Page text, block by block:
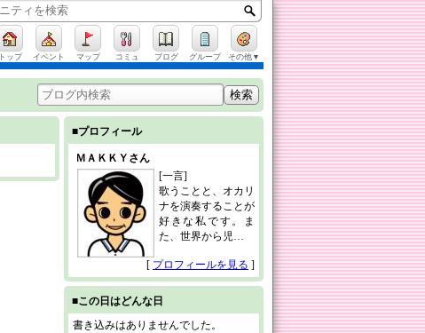
トップ イベント マップ コミュ ブログ グループ その他▼
■プロフィール
ＭＡＫＫＹさん
[一言]
歌うことと、オカリ
ナを演奏することが
好きな私です。ま
た、世界から児…
[ プロフィールを見る ]
■この日はどんな日
書き込みはありませんでした。